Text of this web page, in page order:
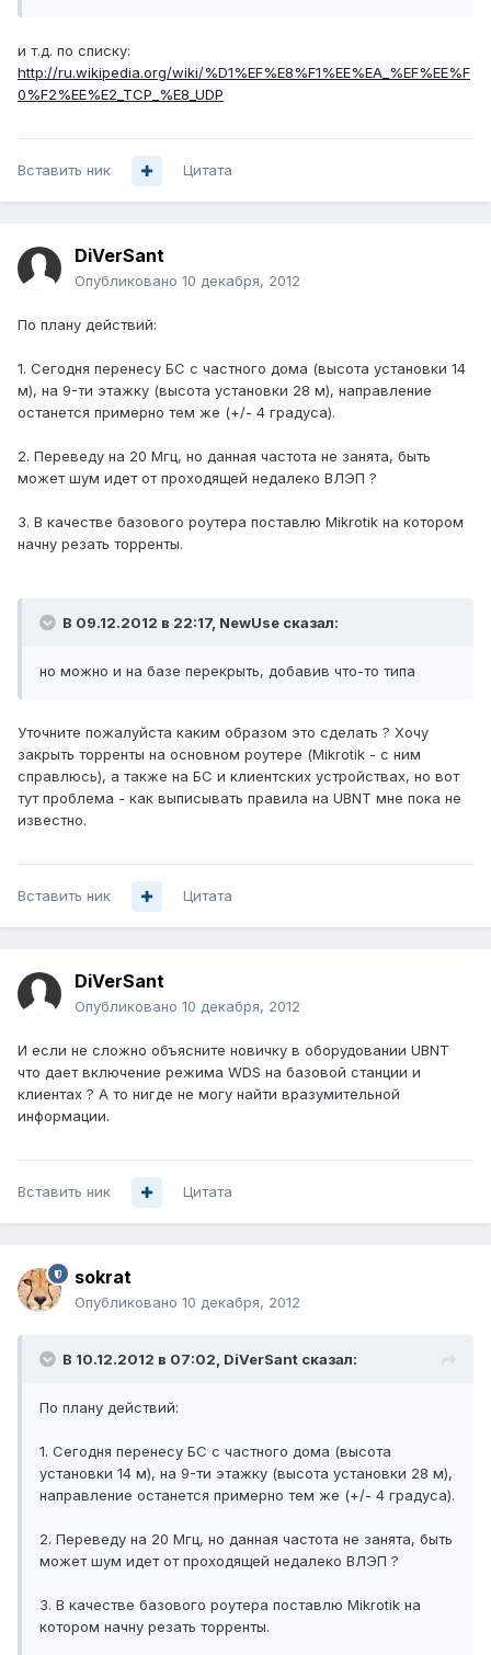
и т.д. по списку:
http://ru.wikipedia.org/wiki/%D1%EF%E8%F1%EE%EA_%EF%EE%F
0%F2%EE%E2_TCP_%E8_UDP
Вставить ник Цитата
DiVerSant
Опубликовано 10 декабря, 2012
По плану действий:
1. Сегодня перенесу БС с частного дома (высота установки 14
м), на 9-ти этажку (высота установки 28 м), направление
останется примерно тем же (+/- 4 градуса).
2. Переведу на 20 Мгц, но данная частота не занята, быть
может шум идет от проходящей недалеко ВЛЭП ?
3. В качестве базового роутера поставлю Mikrotik на котором
начну резать торренты.
В 09.12.2012 в 22:17, NewUse сказал:
но можно и на базе перекрыть, добавив что-то типа
Уточните пожалуйста каким образом это сделать ? Хочу
закрыть торренты на основном роутере (Mikrotik - с ним
справлюсь), а также на БС и клиентских устройствах, но вот
тут проблема - как выписывать правила на UBNT мне пока не
известно.
Вставить ник Цитата
DiVerSant
Опубликовано 10 декабря, 2012
И если не сложно объясните новичку в оборудовании UBNT
что дает включение режима WDS на базовой станции и
клиентах ? А то нигде не могу найти вразумительной
информации.
Вставить ник Цитата
sokrat
Опубликовано 10 декабря, 2012
В 10.12.2012 в 07:02, DiVerSant сказал:
По плану действий:
1. Сегодня перенесу БС с частного дома (высота
установки 14 м), на 9-ти этажку (высота установки 28 м),
направление останется примерно тем же (+/- 4 градуса).
2. Переведу на 20 Мгц, но данная частота не занята, быть
может шум идет от проходящей недалеко ВЛЭП ?
3. В качестве базового роутера поставлю Mikrotik на
котором начну резать торренты.